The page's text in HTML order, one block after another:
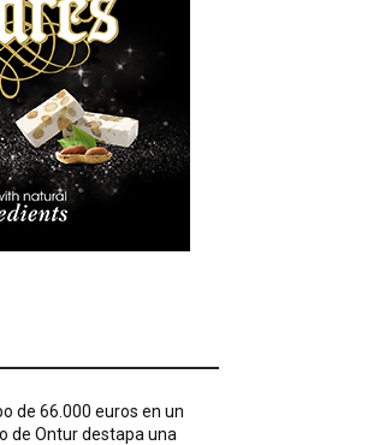
de 66.000 euros en un
de Ontur destapa una